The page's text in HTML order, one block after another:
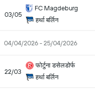
03/05
FC Magdeburg
हर्था बर्लिन
04/04/2026 - 25/04/2026
22/03
फोर्टुना डसेलडोर्फ
हर्था बर्लिन